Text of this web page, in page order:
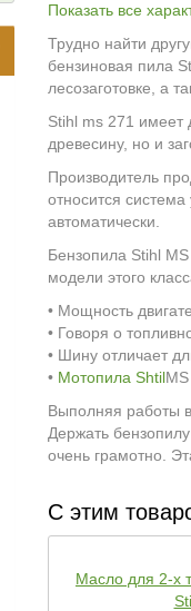
Показать все
Трудно найти
бензиновая пила
лесозаготовке, а
Stihl ms 271 имеет
древесину, но и
Производитель
относится
автоматически.
Бензопила Stihl
модели этого
• Мощность
• Говоря о
• Шину отличает
• Мотопила ShtilMS
Выполняя работы
Держать
очень грамотно.
С этим
Масло для 2-х